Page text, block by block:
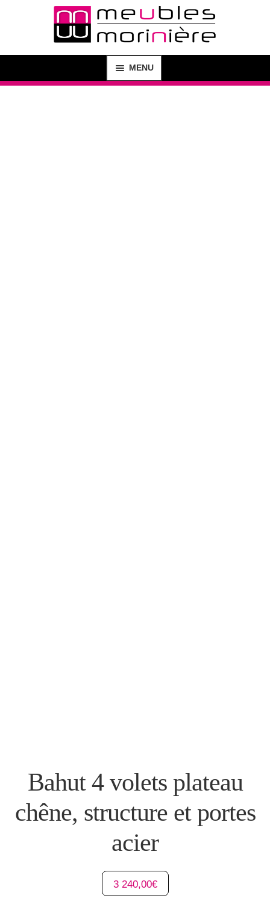
MENU
Bahut 4 volets plateau
chêne, structure et portes
acier
3 240,00€